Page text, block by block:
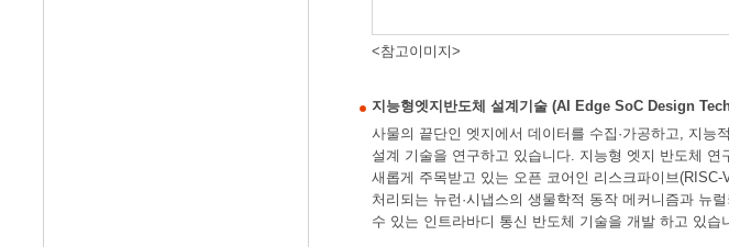
<참고이미지>
지능형엣지반도체 설계기술 (AI Edge SoC Design
사물의 끝단인 엣지에서 데이터를 수집·가공하고, 지
설계 기술을 연구하고 있습니다. 지능형 엣지 반도체
새롭게 주목받고 있는 오픈 코어인 리스크파이브
처리되는 뉴런·시냅스의 생물학적 동작 메커니즘과 뉴
수 있는 인트라바디 통신 반도체 기술을 개발 하고 있습